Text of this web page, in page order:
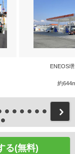
ENEOS
約
る(無料)